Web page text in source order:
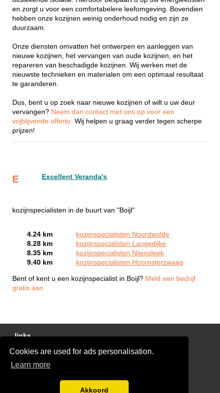
Cookies are used for ads personalisation.
Learn more
Akkoord
en zorgt u voor een comfortabelere leefomgeving. Bovendien
hebben onze kozijnen weinig onderhoud nodig en zijn ze
duurzaam.
Onze diensten omvatten het ontwerpen en aanleggen van
nieuwe kozijnen, het vervangen van oude kozijnen, en het
repareren van beschadigde kozijnen. Wij werken met de
nieuwste technieken en materialen om een optimaal resultaat
te garanderen.
Dus, bent u op zoek naar nieuwe kozijnen of wilt u uw deur
vervangen? Neem dan contact met ons op voor een
vrijblijvende offerte. Wij helpen u graag verder tegen scherpe
prijzen!
E Excellent Veranda's
kozijnspecialisten in de buurt van "Boijl"
4.24 km
kozijnspecialisten Noordwolde
8.28 km
kozijnspecialisten Langedijke
8.35 km
kozijnspecialisten Nijensleek
9.40 km
kozijnspecialisten Hoornsterzwaag
Bent of kent u een kozijnspecialist in Boijl? Meld een bedrijf
gratis aan
links
Gratis Offertes Vergelijken
Disclaimer